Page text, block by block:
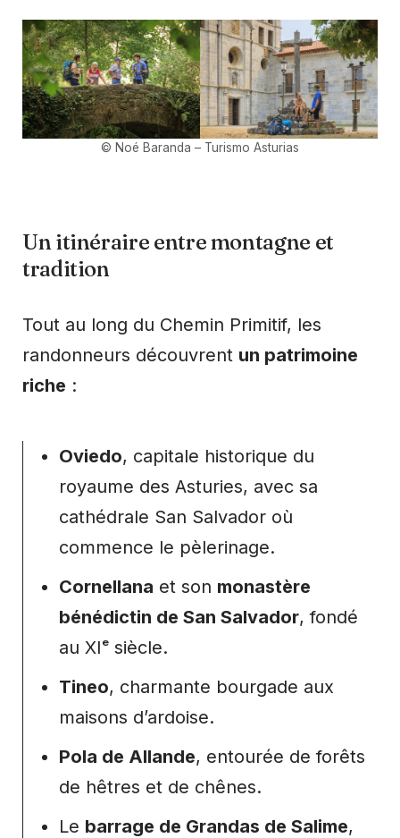
© Noé Baranda – Turismo Asturias
Un itinéraire entre montagne et
tradition
Tout au long du Chemin Primitif, les
randonneurs découvrent un patrimoine
riche :
Oviedo, capitale historique du
royaume des Asturies, avec sa
cathédrale San Salvador où
commence le pèlerinage.
Cornellana et son monastère
bénédictin de San Salvador, fondé
au XIᵉ siècle.
Tineo, charmante bourgade aux
maisons d’ardoise.
Pola de Allande, entourée de forêts
de hêtres et de chênes.
Le barrage de Grandas de Salime,